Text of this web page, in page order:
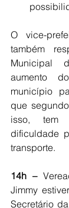
O vice-
também
Municipal
aumento
município
que
isso, tem
dificuldade
transporte.
14h –
Jimmy
Secretário